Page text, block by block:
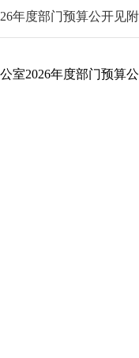
年度部门预算公开见附
室2026年度部门预算